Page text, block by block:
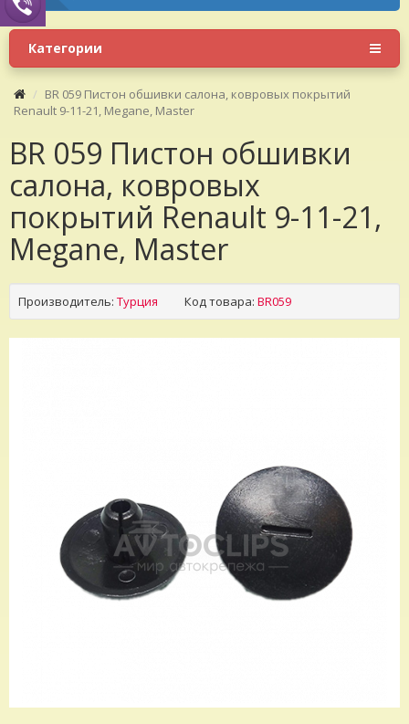
Категории
BR 059 Пистон обшивки салона, ковровых покрытий
Renault 9-11-21, Megane, Master
BR 059 Пистон обшивки
салона, ковровых
покрытий Renault 9-11-21,
Megane, Master
Производитель: Турция Код товара: BR059